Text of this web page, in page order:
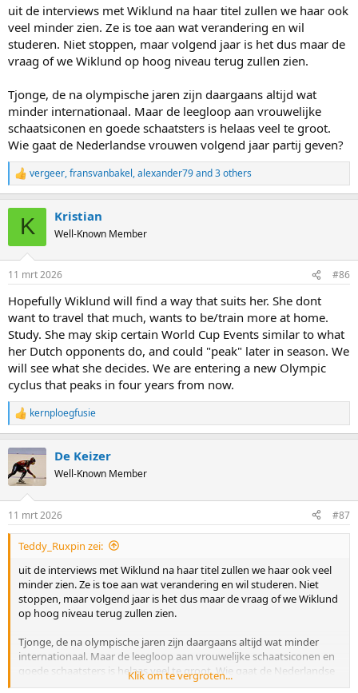
View this content on Instagram
uit de interviews met Wiklund na haar titel zullen we haar ook
veel minder zien. Ze is toe aan wat verandering en wil
studeren. Niet stoppen, maar volgend jaar is het dus maar de
vraag of we Wiklund op hoog niveau terug zullen zien.
Tjonge, de na olympische jaren zijn daargaans altijd wat
minder internationaal. Maar de leegloop aan vrouwelijke
schaatsiconen en goede schaatsters is helaas veel te groot.
Wie gaat de Nederlandse vrouwen volgend jaar partij geven?
R
e
s
vergeer,fransvanbakel,alexander79and 3 others
K Kristian
Well-Known Member
11 mrt 2026 #86
Hopefully Wiklund will find a way that suits her. She dont
want to travel that much, wants to be/train more at home.
Study. She may skip certain World Cup Events similar to what
her Dutch opponents do, and could "peak" later in season. We
will see what she decides. We are entering a new Olympic
cyclus that peaks in four years from now.
R
e
c
t
i
s
:
kernploegfusie
De Keizer
Well-Known Member
11 mrt 2026 #87
Teddy_Ruxpin zei:
uit de interviews met Wiklund na haar titel zullen we haar ook veel
minder zien. Ze is toe aan wat verandering en wil studeren. Niet
stoppen, maar volgend jaar is het dus maar de vraag of we Wiklund
op hoog niveau terug zullen zien.
Tjonge, de na olympische jaren zijn daargaans altijd wat minder
internationaal. Maar de leegloop aan vrouwelijke schaatsiconen en
goede schaatsters is helaas veel te groot. Wie gaat de Nederlandse
vrouwen volgend jaar partij geven?
Klik om te vergroten...